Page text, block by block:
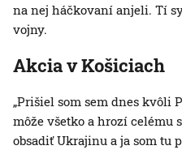
na nej háčkovaní anjeli. Tí
vojny.
Akcia v Košiciach
„Prišiel som sem dnes kvôli
môže všetko a hrozí celému
obsadiť Ukrajinu a ja som tu